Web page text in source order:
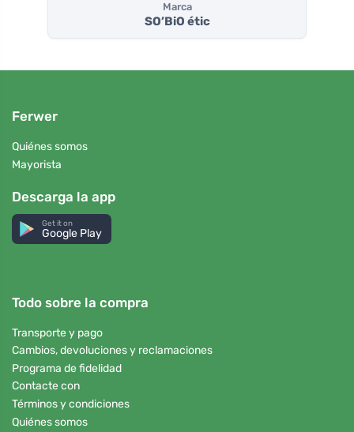
Marca
SO’BiO étic
Ferwer
Quiénes somos
Mayorista
Descarga la app
Get it on
Google Play
Todo sobre la compra
Transporte y pago
Cambios, devoluciones y reclamaciones
Programa de fidelidad
Contacte con
Términos y condiciones
Quiénes somos